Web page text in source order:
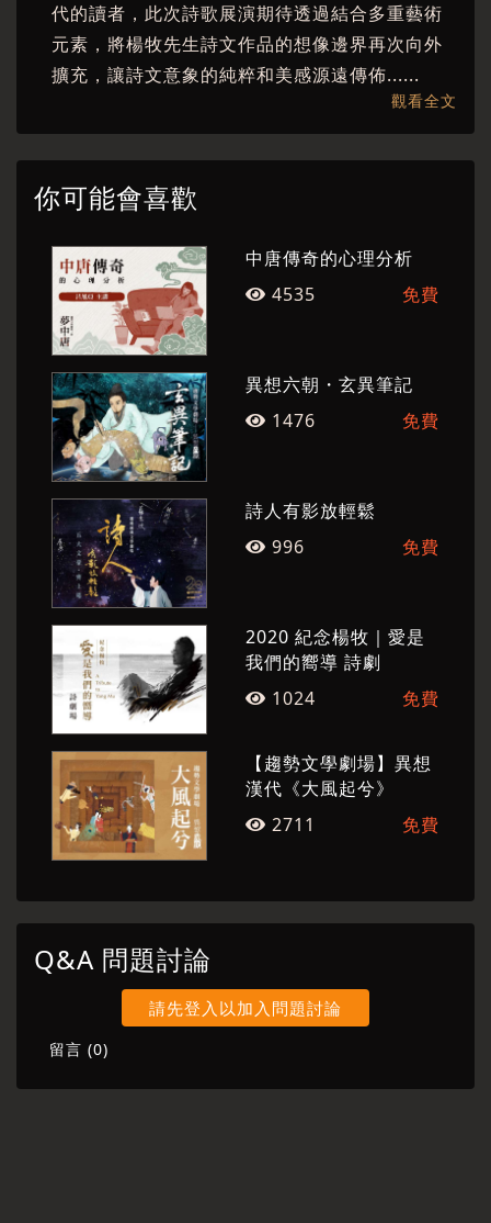
代的讀者，此次詩歌展演期待透過結合多重藝術
元素，將楊牧先生詩文作品的想像邊界再次向外
擴充，讓詩文意象的純粹和美感源遠傳佈......
【詩人】向陽│波戈拉│陳育虹│陳義芝│須文蔚│
【歌手、演員】周明宇│曾韻頻
樺│詹翔宇
【演員】朱安麗│朱安如│林子恆│韋以丞│徐灝翔
│馬韻婷│陳家如│楊登鈞│鄭尹真│蕭艾
【製作人】陳怡蓁【導演】徐堰鈴【藝術監督】
羅智成
【音樂設計】王榆鈞〈延陵季子掛劍〉〈妙玉坐
禪〉〈林冲夜奔〉〈喇嘛轉世〉〈讓風朗誦〉
【音樂設計暨現場演奏】李世揚│李承宗│徐灝翔
│彭書禹
【舞台設計】王德瑜【服裝統籌】林璟如【燈光
設計】王正源
【影像設計】陳建蓉【影像協同設計】張暉明
【錄音特邀】陳綺貞【書寫特邀】張天健 〈林沖
夜奔〉│許志民 〈介殼蟲〉│蔡耀慶 〈十二星象
練習曲〉│ 黃崇鏗 〈淒涼三犯〉〈論孤獨〉〈讓
風朗誦〉
【舞台監督】鄧湘庭【技術指導】洪誌隆【導演
【影像製作助理】陸璿政【梳化】謝夢遷【字幕
執行】楊佳芮
觀看全文
你可能會喜歡
中唐傳奇的心理分析
4535
免費
異想六朝・玄異筆記
1476
免費
詩人有影放輕鬆
996
免費
2020 紀念楊牧｜愛是
我們的嚮導 詩劇
1024
免費
【趨勢文學劇場】異想
漢代《大風起兮》
2711
免費
Q&A 問題討論
請先登入以加入問題討論
留言 (0)